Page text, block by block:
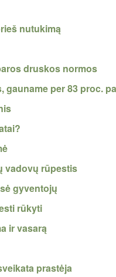
nutukimą
druskos normos
gauname per 83 proc.
vadovų rūpestis
gyventojų
rūkyti
ir vasarą
prastėja